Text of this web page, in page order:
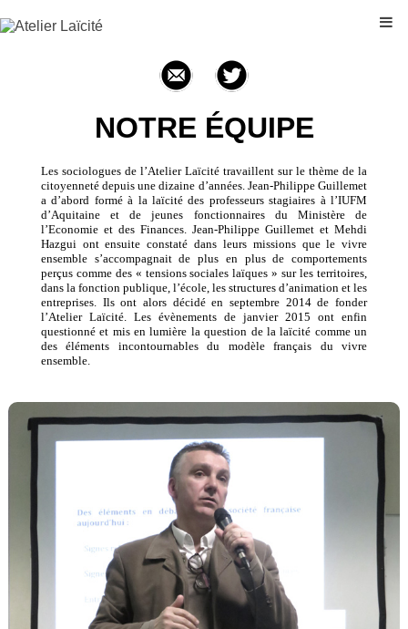
NOTRE ÉQUIPE
Les sociologues de l’Atelier Laïcité travaillent sur le thème de la
citoyenneté depuis une dizaine d’années. Jean-Philippe Guillemet
a d’abord formé à la laïcité des professeurs stagiaires à l’IUFM
d’Aquitaine et de jeunes fonctionnaires du Ministère de
l’Economie et des Finances. Jean-Philippe Guillemet et Mehdi
Hazgui ont ensuite constaté dans leurs missions que le vivre
ensemble s’accompagnait de plus en plus de comportements
perçus comme des « tensions sociales laïques » sur les territoires,
dans la fonction publique, l’école, les structures d’animation et les
entreprises. Ils ont alors décidé en septembre 2014 de fonder
l’Atelier Laïcité. Les évènements de janvier 2015 ont enfin
questionné et mis en lumière la question de la laïcité comme un
des éléments incontournables du modèle français du vivre
ensemble.